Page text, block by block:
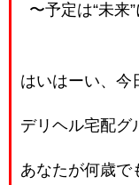
〜予定は“未来
はいはーい、今
デリヘル宅配グ
あなたが何歳で